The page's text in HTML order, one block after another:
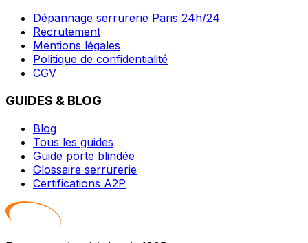
Dépannage serrurerie Paris 24h/24
Recrutement
Mentions légales
Politique de confidentialité
CGV
GUIDES & BLOG
Blog
Tous les guides
Guide porte blindée
Glossaire serrurerie
Certifications A2P